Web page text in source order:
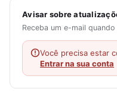
Avisar sobre
Receba um e-mail
Você precisa estar
Entrar na sua conta